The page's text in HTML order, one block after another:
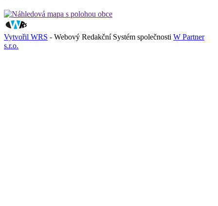
Vytvořil WRS - Webový Redakční Systém společnosti W Partner
s.r.o.